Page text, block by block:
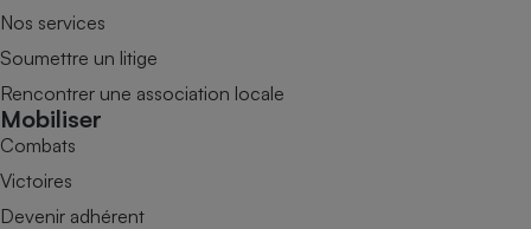
Nos services
Soumettre un litige
Rencontrer une association locale
Mobiliser
Combats
Victoires
Devenir adhérent